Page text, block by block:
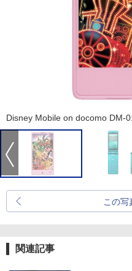
Disney Mobile on docomo DM-
この写
関連記事